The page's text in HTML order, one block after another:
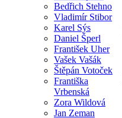
Bedřich Stehno
Vladimír Stibor
Karel Sýs
Daniel Šperl
František Uher
Vašek Vašák
Štěpán Votoček
Františka
Vrbenská
Zora Wildová
Jan Zeman